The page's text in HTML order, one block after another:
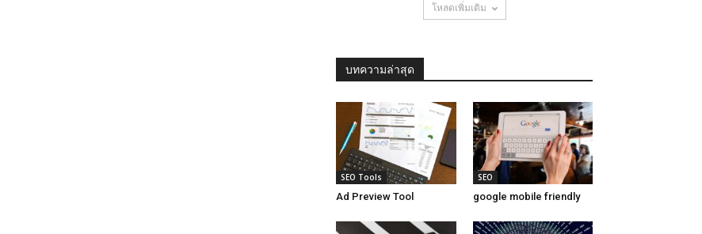
โหลดเพิ่มเติม
บทความล่าสุด
SEO Tools
Ad Preview Tool
SEO
google mobile friendly